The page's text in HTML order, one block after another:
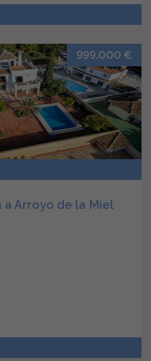
999.000 €
a Arroyo de la Miel